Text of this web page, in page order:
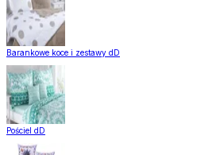
Barankowe koce i zestawy dD
Pościel dD